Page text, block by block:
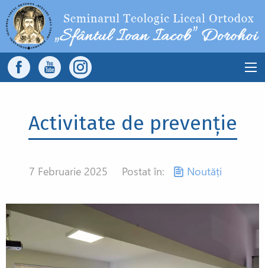
Sari la conținutul principal
Main
Activitate de prevenție
7 Februarie 2025 Postat în: Noutăți